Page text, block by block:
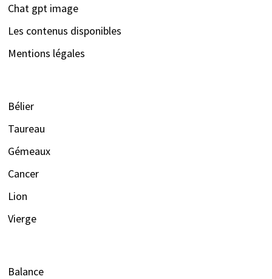
Chat gpt image
Les contenus disponibles
Mentions légales
Bélier
Taureau
Gémeaux
Cancer
Lion
Vierge
Balance